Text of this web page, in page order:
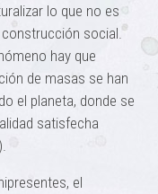
lo que no es
social.
hay que
de masas se han
el planeta, donde se
satisfecha
el